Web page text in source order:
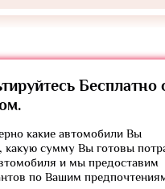
Бесплатно
какие автомобили Вы
какую сумму Вы готовы
и мы предоставим
по Вашим